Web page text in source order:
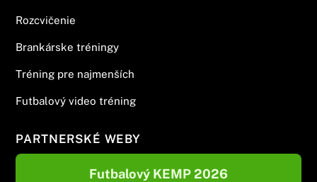
Rozcvičenie
Brankárske tréningy
Tréning pre najmenších
Futbalový video tréning
PARTNERSKÉ WEBY
Futbalový KEMP 2026